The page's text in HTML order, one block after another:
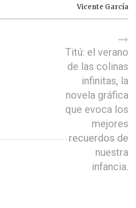
Vicente García
Titú: el verano
de las colinas
infinitas, la
novela gráfica
que evoca los
mejores
recuerdos de
nuestra
infancia.